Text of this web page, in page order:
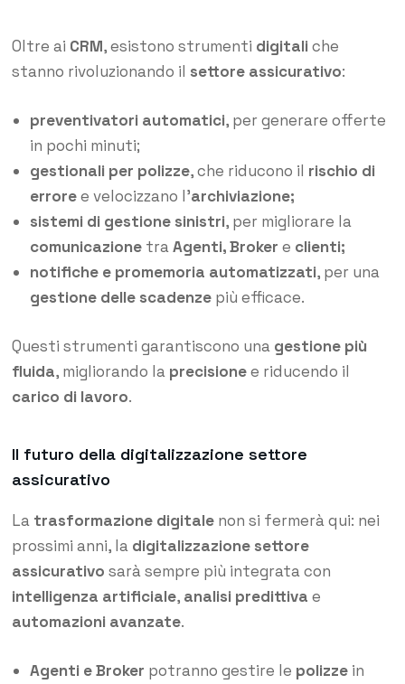
Oltre ai CRM, esistono strumenti digitali che
stanno rivoluzionando il settore assicurativo:
preventivatori automatici, per generare offerte
in pochi minuti;
gestionali per polizze, che riducono il rischio di
erroree velocizzano l’archiviazione;
sistemi di gestione sinistri, per migliorare la
comunicazionetraAgenti, Broker e clienti;
notifiche e promemoria automatizzati, per una
gestione delle scadenzepiù efficace.
Questi strumenti garantiscono una gestione più
fluida, migliorando la precisionee riducendo il
carico di lavoro.
Il futuro della digitalizzazione settore
assicurativo
La trasformazione digitalenon si fermerà qui: nei
prossimi anni, la digitalizzazione settore
assicurativo sarà sempre più integrata con
intelligenza artificiale, analisi predittiva e
automazioni avanzate.
Agenti e Broker potranno gestire le polizzein